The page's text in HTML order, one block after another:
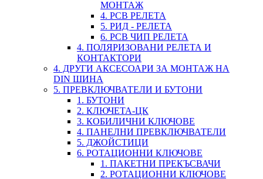
МОНТАЖ
4. PCB РЕЛЕТА
5. РИД - РЕЛЕТА
6. PCB ЧИП РЕЛЕТА
4. ПОЛЯРИЗОВАНИ РЕЛЕТА И
КОНТАКТОРИ
4. ДРУГИ АКСЕСОАРИ ЗА МОНТАЖ НА
DIN ШИНА
5. ПРЕВКЛЮЧВАТЕЛИ И БУТОНИ
1. БУТОНИ
2. КЛЮЧЕТА-ЦК
3. КОБИЛИЧНИ КЛЮЧОВЕ
4. ПАНЕЛНИ ПРЕВКЛЮЧВАТЕЛИ
5. ДЖОЙСТИЦИ
6. РОТАЦИОННИ КЛЮЧОВЕ
1. ПАКЕТНИ ПРЕКЪСВАЧИ
2. РОТАЦИОННИ КЛЮЧОВЕ